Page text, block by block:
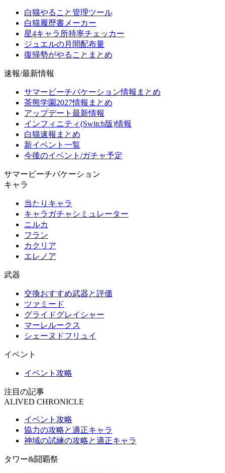
白猫やること管理ツール
白猫履歴書メーカー
星4キャラ所持率チェッカー
ジュエルの月間配布量
復帰勢がやることまとめ
速報/最新情報
サマービーチバケーション情報まとめ
茶熊学園2027情報まとめ
アップデート最新情報
インフィニティ(Switch版)情報
白猫速報まとめ
新イベント一覧
今後のイベント/ガチャ予定
サマービーチバケーション
キャラ
当たりキャラ
キャラガチャシミュレーター
ニルカ
フラン
カクリア
エレノア
武器
交換おすすめ武器と評価
ツァミード
グライドグレイシャー
マーレルークス
シェーヌドフリュイ
イベント
イベント攻略
注目の記事
ALIVED CHRONICLE
イベント攻略
協力の攻略と適正キャラ
神域の試練の攻略と適正キャラ
タワー&闘覇祭